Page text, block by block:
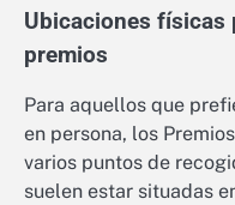
Ubicaciones físicas
premios
Para aquellos que
en persona, los
varios puntos de
suelen estar situadas